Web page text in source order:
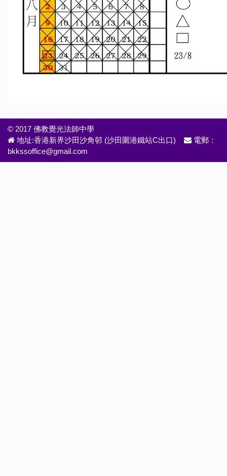
© 2017 佛教覺光法師中學
地址:香港新界沙田沙角邨 (沙田圍港鐵站C出口)
電郵：
bkkssoffice@gmail.com